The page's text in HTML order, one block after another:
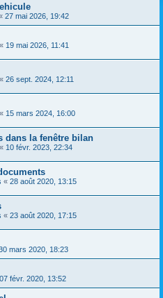
27 mai 2026, 19:42
« 19 mai 2026, 11:41
« 26 sept. 2024, 12:11
« 15 mars 2024, 16:00
dans la fenêtre bilan
« 10 févr. 2023, 22:34
« 28 août 2020, 13:15
« 23 août 2020, 17:15
mars 2020, 18:23
07 févr. 2020, 13:52